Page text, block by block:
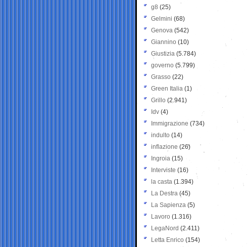
g8 (25)
Gelmini (68)
Genova (542)
Giannino (10)
Giustizia (5.784)
governo (5.799)
Grasso (22)
Green Italia (1)
Grillo (2.941)
Idv (4)
Immigrazione (734)
indulto (14)
inflazione (26)
Ingroia (15)
Interviste (16)
la casta (1.394)
La Destra (45)
La Sapienza (5)
Lavoro (1.316)
LegaNord (2.411)
Letta Enrico (154)